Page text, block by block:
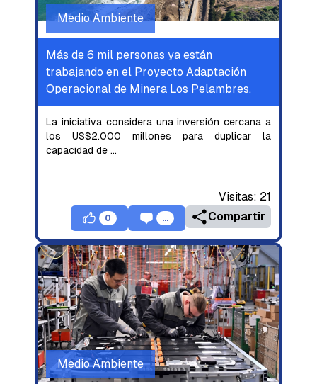
Medio Ambiente
Más de 6 mil personas ya están
trabajando en el Proyecto Adaptación
Operacional de Minera Los Pelambres.
La iniciativa considera una inversión cercana a
los US$2.000 millones para duplicar la
capacidad de ...
Visitas: 21
0 ... Compartir
Medio Ambiente